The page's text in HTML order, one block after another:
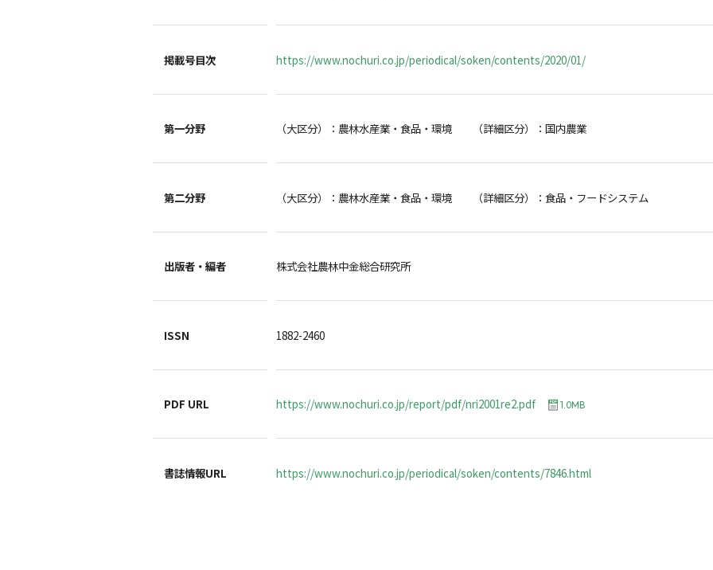
掲載号目次 https://www.nochuri.co.jp/periodical/soken/contents/2020/01/
第一分野 （大区分）：農林水産業・食品・環境 （詳細区分）：国内農業
第二分野 （大区分）：農林水産業・食品・環境 （詳細区分）：食品・フードシステム
出版者・編者 株式会社農林中金総合研究所
ISSN 1882-2460
PDF URL https://www.nochuri.co.jp/report/pdf/nri2001re2.pdf 1.0MB
書誌情報URL https://www.nochuri.co.jp/periodical/soken/contents/7846.html